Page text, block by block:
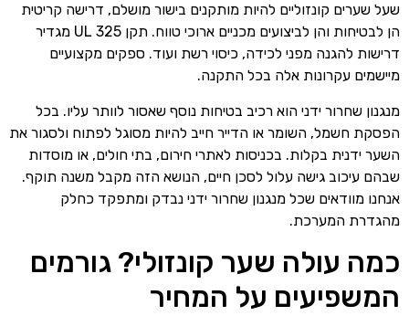
שעל שערים קונזוליים להיות מותקנים בישור מושלם, דרישה קריטית
הן לבטיחות והן לביצועים מכניים ארוכי טווח. תקן UL 325 מגדיר
דרישות להגנה מפני לכידה, כיסוי רשת ועוד. ספקים מקצועיים
מיישמים עקרונות אלה בכל התקנה.
מנגנון שחרור ידני הוא רכיב בטיחות נוסף שאסור לוותר עליו. בכל
הפסקת חשמל, השומר או הדייר חייב להיות מסוגל לפתוח ולסגור את
השער ידנית בקלות. בכניסות לאתרי חירום, בתי חולים, או מוסדות
שבהם עיכוב גישה עלול לסכן חיים, הנושא הזה מקבל משנה תוקף.
אנחנו מוודאים שכל מנגנון שחרור ידני נבדק ומתפקד כחלק
מהגדרת המערכת.
כמה עולה שער קונזולי? גורמים
המשפיעים על המחיר